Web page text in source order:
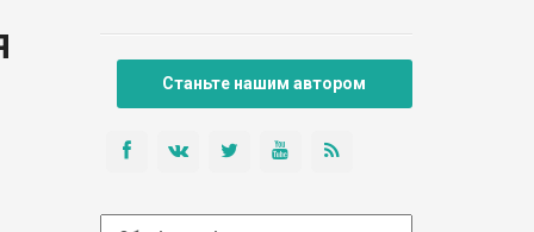
Станьте нашим автором